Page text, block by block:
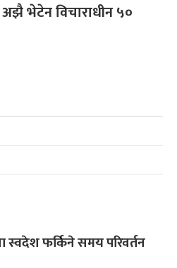
भेटेन विचाराधीन ५०
स्वदेश फर्किने समय परिवर्तन